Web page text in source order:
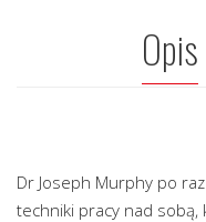
Opis
Dr Joseph Murphy po
techniki pracy nad sobą,